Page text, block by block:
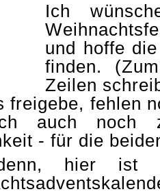
Ich
und hoffe
finden.
Zeilen
freigebe, fehlen
auch noch
- für die
hier ist